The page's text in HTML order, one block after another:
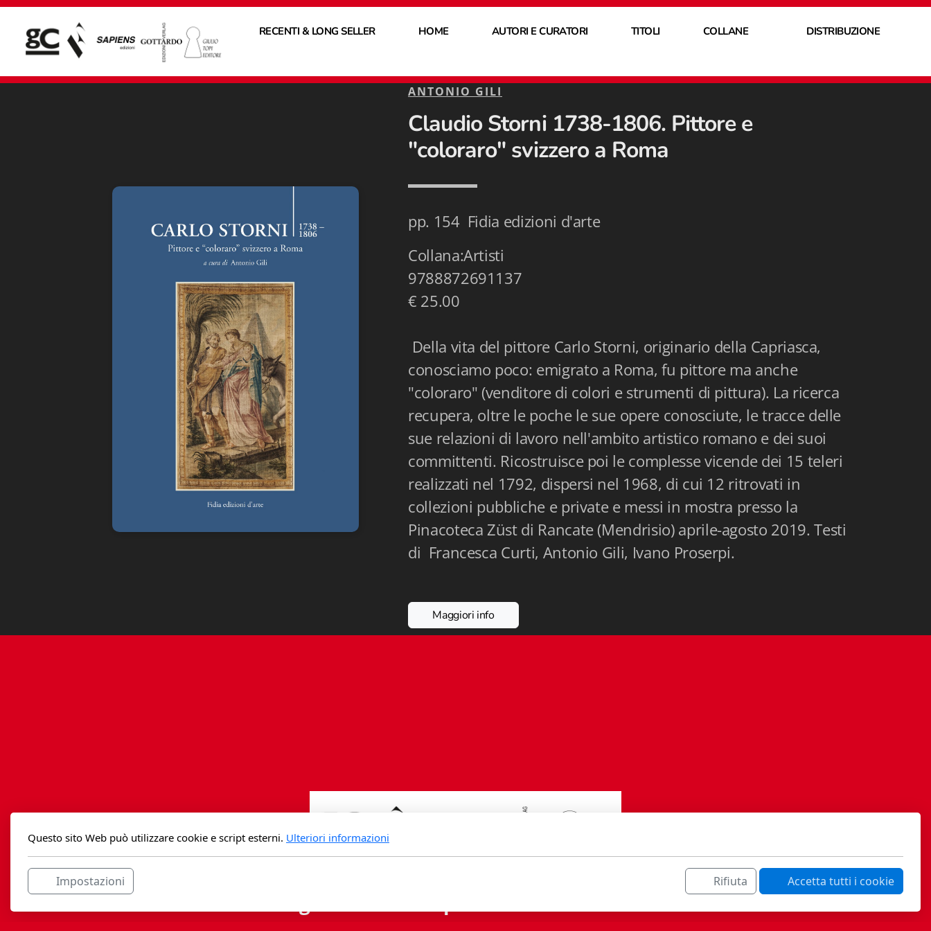
RECENTI & LONG SELLER HOME AUTORI E CURATORI TITOLI COLLANE DISTRIBUZIONE
ANTONIO GILI
Claudio Storni 1738-1806. Pittore e
"coloraro" svizzero a Roma
pp. 154 Fidia edizioni d'arte
Collana:Artisti
9788872691137
€ 25.00
Della vita del pittore Carlo Storni, originario della Capriasca,
conosciamo poco: emigrato a Roma, fu pittore ma anche
"coloraro" (venditore di colori e strumenti di pittura). La ricerca
recupera, oltre le poche le sue opere conosciute, le tracce delle
sue relazioni di lavoro nell'ambito artistico romano e dei suoi
committenti. Ricostruisce poi le complesse vicende dei 15 teleri
realizzati nel 1792, dispersi nel 1968, di cui 12 ritrovati in
collezioni pubbliche e private e messi in mostra presso la
Pinacoteca Züst di Rancate (Mendrisio) aprile-agosto 2019. Testi
di Francesca Curti, Antonio Gili, Ivano Proserpi.
Maggiori info
Questo sito Web può utilizzare cookie e script esterni. Ulteriori informazioni
Impostazioni Rifiuta Accetta tutti i cookie